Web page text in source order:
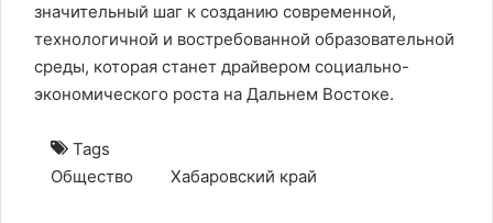
значительный шаг к созданию современной,
технологичной и востребованной образовательной
среды, которая станет драйвером социально-
экономического роста на Дальнем Востоке.
Tags
Общество
Хабаровский край